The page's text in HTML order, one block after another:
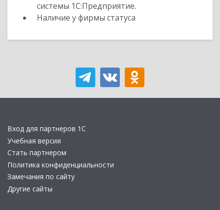
системы 1С:Предприятие.
Наличие у фирмы статуса
Вход для партнеров 1С
Учебная версия
Стать партнером
Политика конфиденциальности
Замечания по сайту
Другие сайты